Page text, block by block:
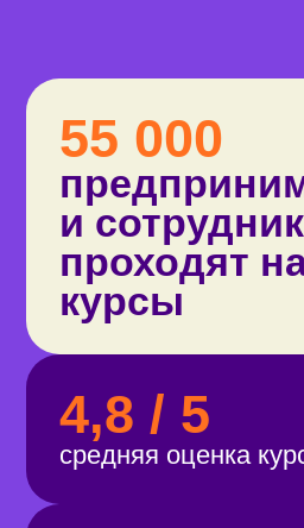
Как продавать
на Ozon
Записаться